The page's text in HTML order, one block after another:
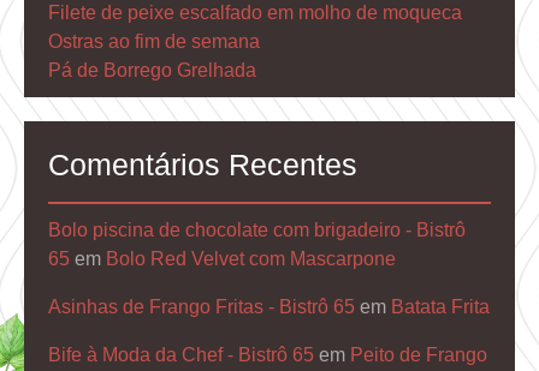
Filete de peixe escalfado em molho de moqueca
Ostras ao fim de semana
Pá de Borrego Grelhada
Comentários Recentes
Bolo piscina de chocolate com brigadeiro - Bistrô
65 em Bolo Red Velvet com Mascarpone
Asinhas de Frango Fritas - Bistrô 65 em Batata Frita
Bife à Moda da Chef - Bistrô 65 em Peito de Frango